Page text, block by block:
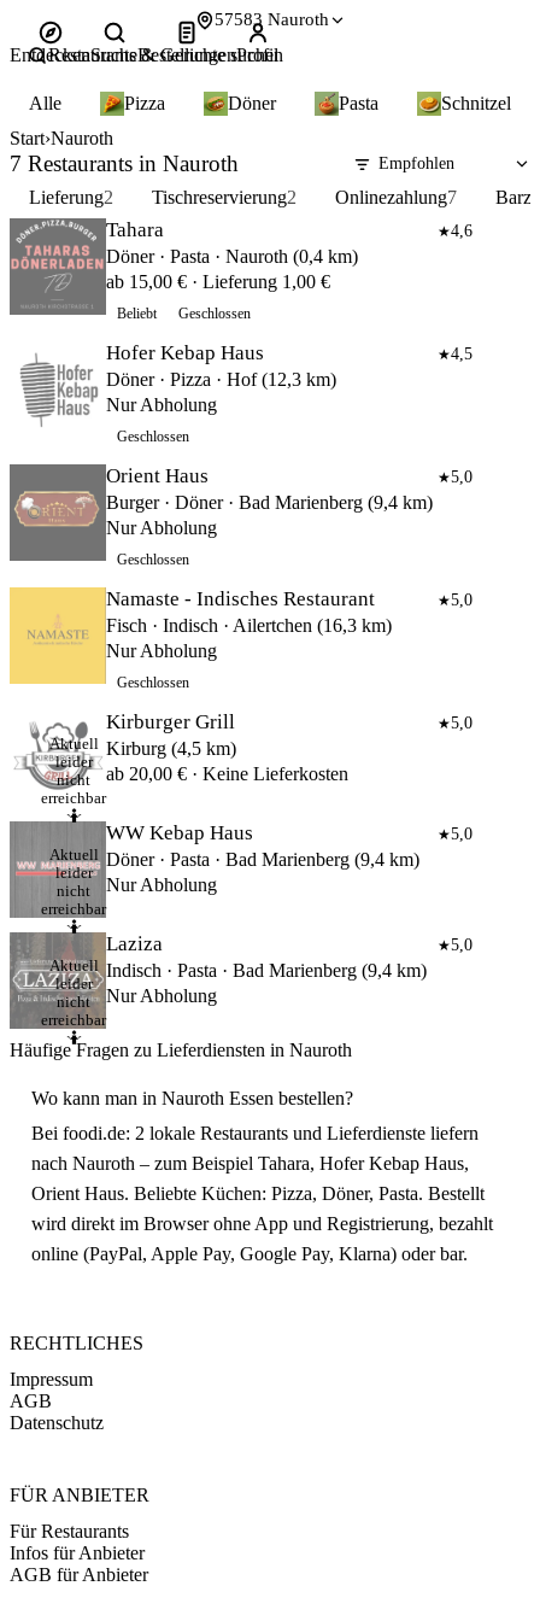
57583 Nauroth
Restaurants & Gerichte suchen
Alle Pizza Döner Pasta
Schnitzel
Start Nauroth
7 Restaurants in Nauroth
Lieferung2 Tischreservierung2 Onlinezahlung7
Tahara ★4,6
Döner · Pasta · Nauroth (0,4 km)
ab 15,00 € · Lieferung 1,00 €
Beliebt Geschlossen
Hofer Kebap Haus ★4,5
Döner · Pizza · Hof (12,3 km)
Nur Abholung
Geschlossen
Orient Haus ★5,0
Burger · Döner · Bad Marienberg (9,4 km)
Nur Abholung
Geschlossen
Namaste - Indisches Restaurant ★5,0
Fisch · Indisch · Ailertchen (16,3 km)
Nur Abholung
Geschlossen
Kirburger Grill ★5,0
Kirburg (4,5 km)
ab 20,00 € · Keine Lieferkosten
Aktuell
leider
nicht
erreichbar
🤷
WW Kebap Haus ★5,0
Döner · Pasta · Bad Marienberg (9,4 km)
Nur Abholung
Aktuell
leider
nicht
erreichbar
🤷
Laziza ★5,0
Indisch · Pasta · Bad Marienberg (9,4 km)
Nur Abholung
Aktuell
leider
nicht
erreichbar
🤷
Häufige Fragen zu Lieferdiensten in Nauroth
Wo kann man in Nauroth Essen bestellen?
Bei foodi.de: 2 lokale Restaurants und Lieferdienste liefern
nach Nauroth – zum Beispiel Tahara, Hofer Kebap Haus,
Orient Haus. Beliebte Küchen: Pizza, Döner, Pasta. Bestellt
wird direkt im Browser ohne App und Registrierung, bezahlt
online (PayPal, Apple Pay, Google Pay, Klarna) oder bar.
RECHTLICHES
Impressum
AGB
Datenschutz
FÜR ANBIETER
Für Restaurants
Infos für Anbieter
AGB für Anbieter
EntdeckenSucheBestellungenProfil